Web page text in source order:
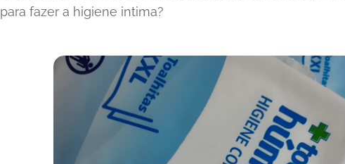
para fazer a higiene intima?